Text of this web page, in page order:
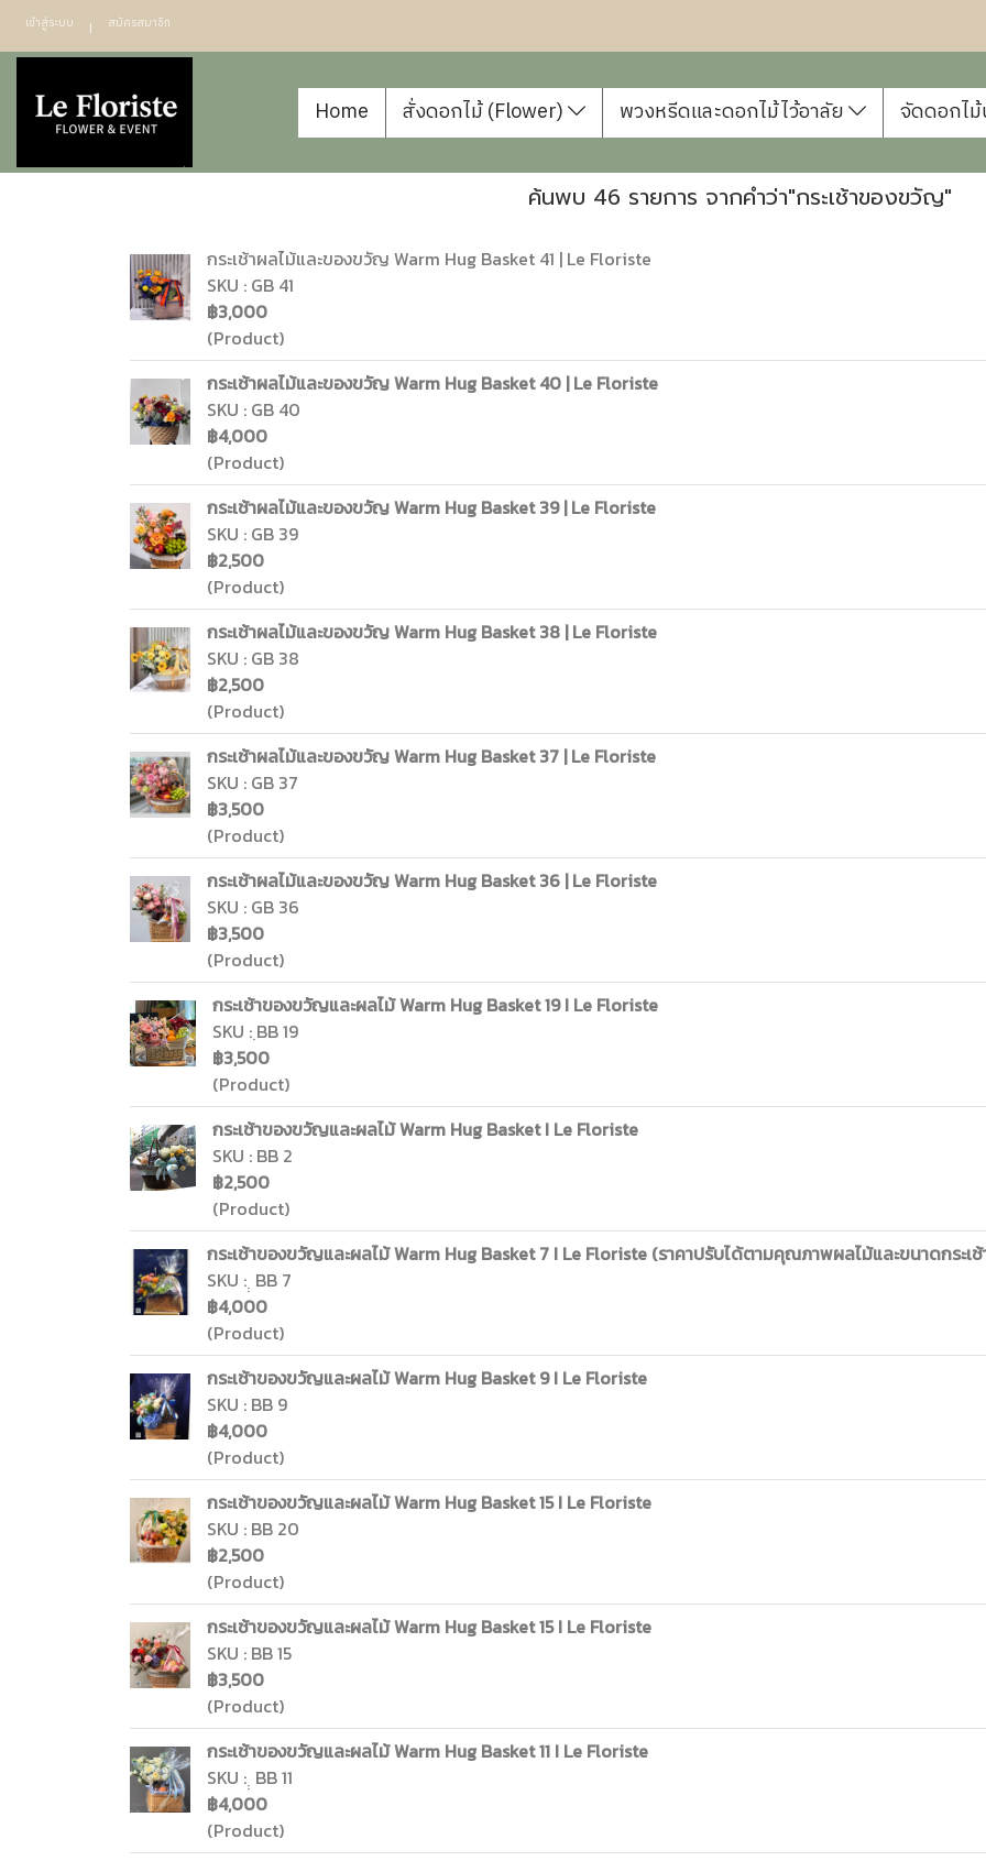
เข้าสู่ระบบ สมัครสมาชิก
Home สั่งดอกไม้ (Flower) พวงหรีดและดอกไม้ไว้อาลัย จัดดอกไ
ค้นพบ 46 รายการ จากคำว่า"กระเช้าของขวัญ"
กระเช้าผลไม้และของขวัญ Warm Hug Basket 41 | Le Floriste
SKU : GB 41
฿3,000
(Product)
กระเช้าผลไม้และของขวัญ Warm Hug Basket 40 | Le Floriste
SKU : GB 40
฿4,000
(Product)
กระเช้าผลไม้และของขวัญ Warm Hug Basket 39 | Le Floriste
SKU : GB 39
฿2,500
(Product)
กระเช้าผลไม้และของขวัญ Warm Hug Basket 38 | Le Floriste
SKU : GB 38
฿2,500
(Product)
กระเช้าผลไม้และของขวัญ Warm Hug Basket 37 | Le Floriste
SKU : GB 37
฿3,500
(Product)
กระเช้าผลไม้และของขวัญ Warm Hug Basket 36 | Le Floriste
SKU : GB 36
฿3,500
(Product)
กระเช้าของขวัญและผลไม้ Warm Hug Basket 19 I Le Floriste
SKU : ฺBB 19
฿3,500
(Product)
กระเช้าของขวัญและผลไม้ Warm Hug Basket I Le Floriste
SKU : BB 2
฿2,500
(Product)
กระเช้าของขวัญและผลไม้ Warm Hug Basket 7 I Le Floriste (ราคาปรับได้ตามคุณภาพผลไม้และขนาดกระเช้
SKU : ฺฺ BB 7
฿4,000
(Product)
กระเช้าของขวัญและผลไม้ Warm Hug Basket 9 I Le Floriste
SKU : BB 9
฿4,000
(Product)
กระเช้าของขวัญและผลไม้ Warm Hug Basket 15 I Le Floriste
SKU : BB 20
฿2,500
(Product)
กระเช้าของขวัญและผลไม้ Warm Hug Basket 15 I Le Floriste
SKU : BB 15
฿3,500
(Product)
กระเช้าของขวัญและผลไม้ Warm Hug Basket 11 I Le Floriste
SKU : ฺฺ BB 11
฿4,000
(Product)